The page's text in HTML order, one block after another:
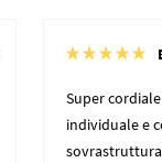
Super
individuale e